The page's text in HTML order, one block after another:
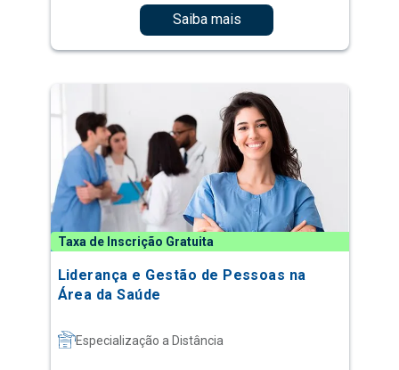
Saiba mais
Taxa de Inscrição Gratuita
Liderança e Gestão de Pessoas na
Área da Saúde
Especialização a Distância